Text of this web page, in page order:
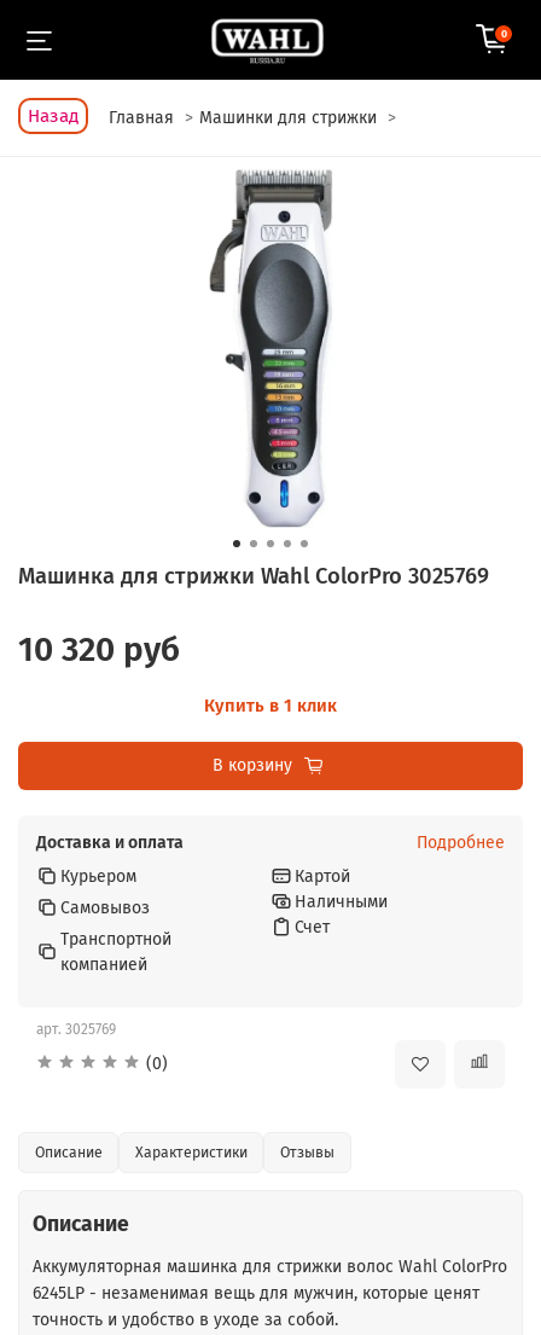
0
Назад Главная Машинки для стрижки
арт. 3025769
(0)
Машинка для стрижки Wahl ColorPro 3025769
10 320 руб
Купить в 1 клик
В корзину
Доставка и оплата
Подробнее
Курьером
Самовывоз
Транспортной
компанией
Картой
Наличными
Счет
Описание Характеристики Отзывы
Описание
Аккумуляторная машинка для стрижки волос Wahl ColorPro
6245LP - незаменимая вещь для мужчин, которые ценят
точность и удобство в уходе за собой.